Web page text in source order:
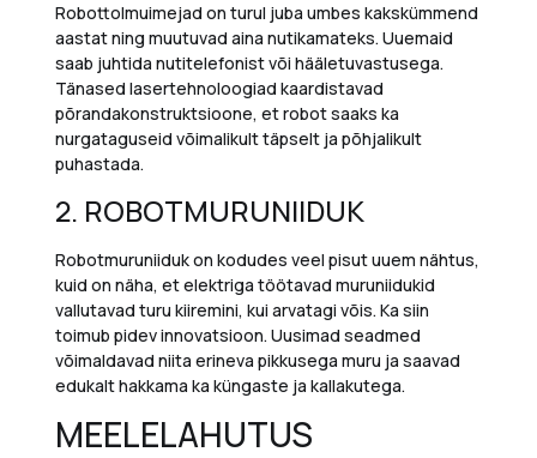
Robottolmuimejad on turul juba umbes kakskümmend
aastat ning muutuvad aina nutikamateks. Uuemaid
saab juhtida nutitelefonist või hääletuvastusega.
Tänased lasertehnoloogiad kaardistavad
põrandakonstruktsioone, et robot saaks ka
nurgataguseid võimalikult täpselt ja põhjalikult
puhastada.
2. ROBOTMURUNIIDUK
Robotmuruniiduk on kodudes veel pisut uuem nähtus,
kuid on näha, et elektriga töötavad muruniidukid
vallutavad turu kiiremini, kui arvatagi võis. Ka siin
toimub pidev innovatsioon. Uusimad seadmed
võimaldavad niita erineva pikkusega muru ja saavad
edukalt hakkama ka küngaste ja kallakutega.
MEELELAHUTUS